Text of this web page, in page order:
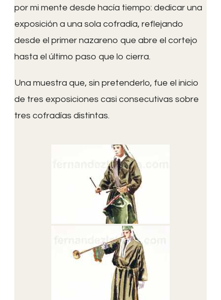
por mi mente desde hacía tiempo: dedicar una
exposición a una sola cofradía, reflejando
desde el primer nazareno que abre el cortejo
hasta el último paso que lo cierra.
Una muestra que, sin pretenderlo, fue el inicio
de tres exposiciones casi consecutivas sobre
tres cofradías distintas.